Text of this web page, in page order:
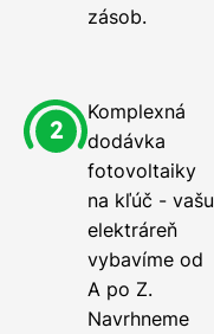
zásob.
Komplexná
dodávka
fotovoltaiky
na kľúč - vašu
elektráreň
vybavíme od
A po Z.
Navrhneme